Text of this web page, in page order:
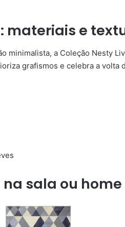
materiais e
minimalista, a Coleção Nesty
grafismos e celebra a volta
sala ou